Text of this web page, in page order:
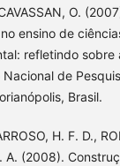
O.
ensino de
refletindo
de
Brasil.
H. F. D.,
A. (2008).